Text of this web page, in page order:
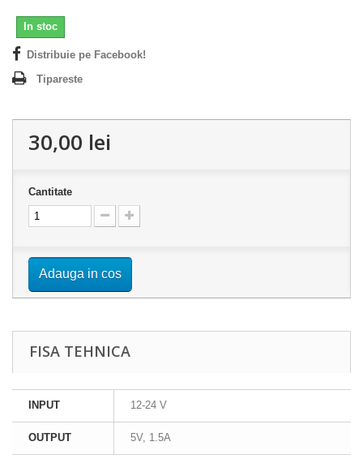
In stoc
Distribuie pe Facebook!
Tipareste
30,00 lei
Cantitate
Adauga in cos
FISA TEHNICA
INPUT 12-24 V
OUTPUT 5V, 1.5A